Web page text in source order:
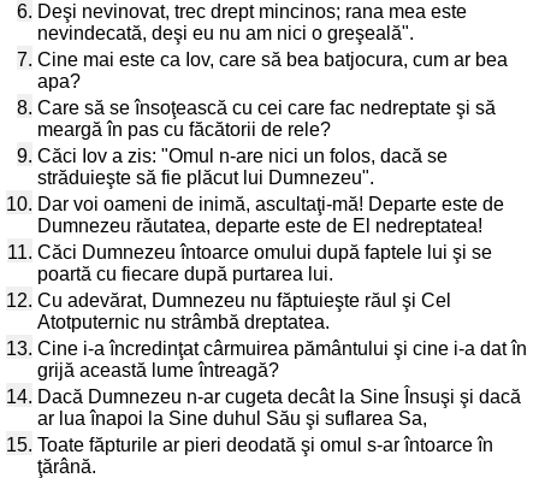
6. Deşi nevinovat, trec drept mincinos; rana mea este
nevindecată, deşi eu nu am nici o greşeală".
7. Cine mai este ca Iov, care să bea batjocura, cum ar bea
apa?
8. Care să se însoţească cu cei care fac nedreptate şi să
meargă în pas cu făcătorii de rele?
9. Căci Iov a zis: "Omul n-are nici un folos, dacă se
străduieşte să fie plăcut lui Dumnezeu".
10. Dar voi oameni de inimă, ascultaţi-mă! Departe este de
Dumnezeu răutatea, departe este de El nedreptatea!
11. Căci Dumnezeu întoarce omului după faptele lui şi se
poartă cu fiecare după purtarea lui.
12. Cu adevărat, Dumnezeu nu făptuieşte răul şi Cel
Atotputernic nu strâmbă dreptatea.
13. Cine i-a încredinţat cârmuirea pământului şi cine i-a dat în
grijă această lume întreagă?
14. Dacă Dumnezeu n-ar cugeta decât la Sine Însuşi şi dacă
ar lua înapoi la Sine duhul Său şi suflarea Sa,
15. Toate făpturile ar pieri deodată şi omul s-ar întoarce în
ţărână.